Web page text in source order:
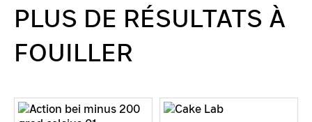
PLUS DE RÉSULTATS À
FOUILLER